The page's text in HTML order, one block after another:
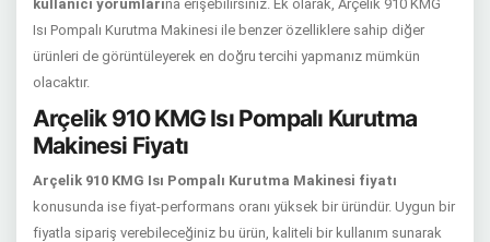
kullanıcı yorumlarına erişebilirsiniz. Ek olarak, Arçelik 910 KMG
Isı Pompalı Kurutma Makinesi ile benzer özelliklere sahip diğer
ürünleri de görüntüleyerek en doğru tercihi yapmanız mümkün
olacaktır.
Arçelik 910 KMG Isı Pompalı Kurutma
Makinesi Fiyatı
Arçelik 910 KMG Isı Pompalı Kurutma Makinesi fiyatı
konusunda ise fiyat-performans oranı yüksek bir üründür. Uygun bir
fiyatla sipariş verebileceğiniz bu ürün, kaliteli bir kullanım sunarak